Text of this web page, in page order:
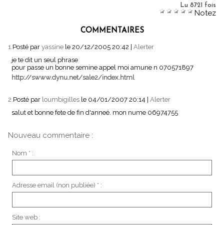
Lu 8721 fois
Notez
COMMENTAIRES
1. Posté par yassine le 20/12/2005 20:42 | Alerter
je te dit un seul phrase
pour passe un bonne semine appel moi amune n 070571897
http://swww.dynu.net/sale2/index.html
2. Posté par loumbigilles le 04/01/2007 20:14 | Alerter
salut et bonne fete de fin d'anneé. mon nume 06974755
Nouveau commentaire :
Nom * :
Adresse email (non publiée) * :
Site web :